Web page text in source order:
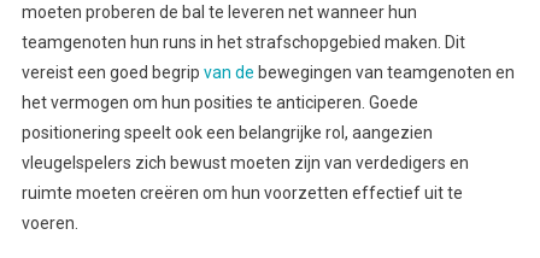
moeten proberen de bal te leveren net wanneer hun
teamgenoten hun runs in het strafschopgebied maken. Dit
vereist een goed begrip van de bewegingen van teamgenoten en
het vermogen om hun posities te anticiperen. Goede
positionering speelt ook een belangrijke rol, aangezien
vleugelspelers zich bewust moeten zijn van verdedigers en
ruimte moeten creëren om hun voorzetten effectief uit te
voeren.